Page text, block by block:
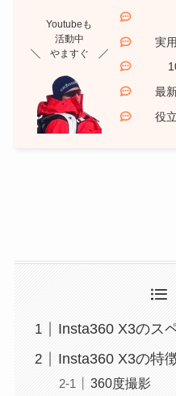
実
最
役
Youtubeも
活動中
やますぐ
Insta360 X3のス
Insta360 X3の特
360度撮影